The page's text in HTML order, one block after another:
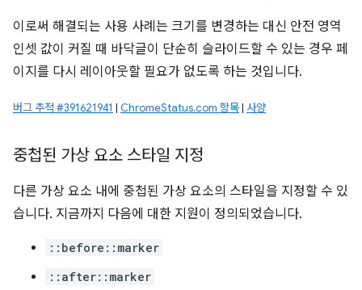
이로써 해결되는 사용 사례는 크기를 변경하는 대신 안전 영역
인셋 값이 커질 때 바닥글이 단순히 슬라이드할 수 있는 경우 페
이지를 다시 레이아웃할 필요가 없도록 하는 것입니다.
버그 추적 #391621941 | ChromeStatus.com 항목| 사양
중첩된 가상 요소 스타일 지정
다른 가상 요소 내에 중첩된 가상 요소의 스타일을 지정할 수 있
습니다. 지금까지 다음에 대한 지원이 정의되었습니다.
::before::marker
::after::marker